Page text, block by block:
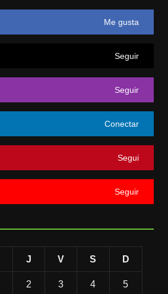
Me gusta
Seguir
Seguir
Conectar
Segui
Seguir
J V S D
2 3 4 5